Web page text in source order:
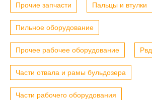
Прочие запчасти Пальцы и втулки
Пильное оборудование
Прочее рабочее оборудование Рвд
Части отвала и рамы бульдозера
Части рабочего оборудования